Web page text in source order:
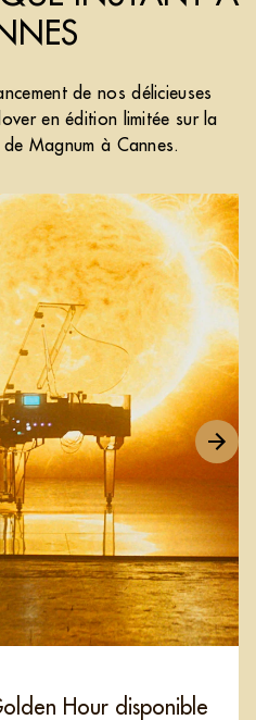
de nos délicieuses
en édition limitée sur la
Magnum à Cannes.
Hour disponible